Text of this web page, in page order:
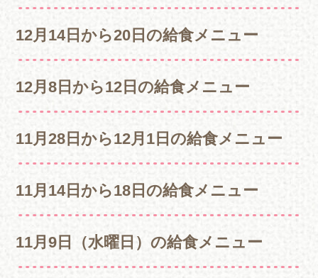
12月14日から20日の給食メニュー
12月8日から12日の給食メニュー
11月28日から12月1日の給食メニュー
11月14日から18日の給食メニュー
11月9日（水曜日）の給食メニュー